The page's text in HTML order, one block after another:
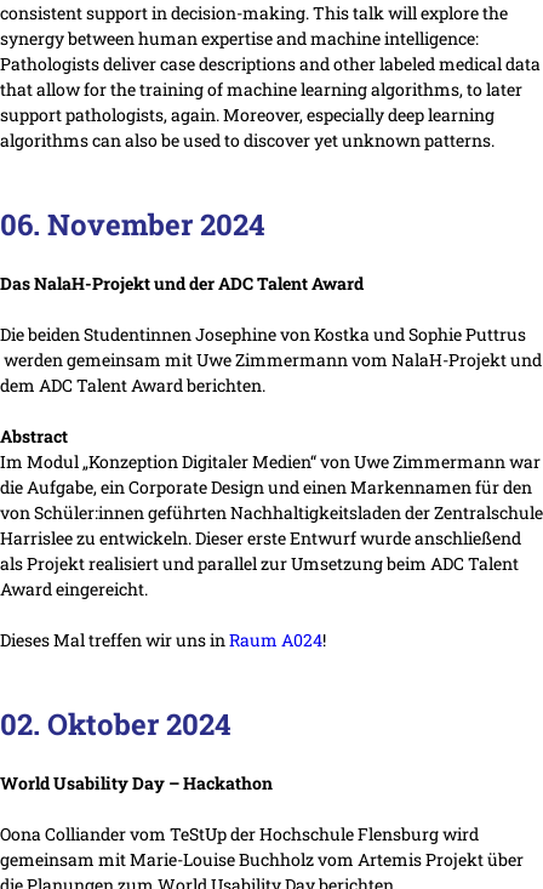
consistent support in decision-making. This talk will explore the
synergy between human expertise and machine intelligence:
Pathologists deliver case descriptions and other labeled medical data
that allow for the training of machine learning algorithms, to later
support pathologists, again. Moreover, especially deep learning
algorithms can also be used to discover yet unknown patterns.
06. November 2024
Das NalaH-Projekt und der ADC Talent Award
Die beiden Studentinnen Josephine von Kostka und Sophie Puttrus
werden gemeinsam mit Uwe Zimmermann vom NalaH-Projekt und
dem ADC Talent Award berichten.
Abstract
Im Modul „Konzeption Digitaler Medien“ von Uwe Zimmermann war
die Aufgabe, ein Corporate Design und einen Markennamen für den
von Schüler:innen geführten Nachhaltigkeitsladen der Zentralschule
Harrislee zu entwickeln. Dieser erste Entwurf wurde anschließend
als Projekt realisiert und parallel zur Umsetzung beim ADC Talent
Award eingereicht.
Dieses Mal treffen wir uns inRaum A024!
02. Oktober 2024
World Usability Day – Hackathon
Oona Colliander vom TeStUp der Hochschule Flensburg wird
gemeinsam mit Marie-Louise Buchholz vom Artemis Projekt über